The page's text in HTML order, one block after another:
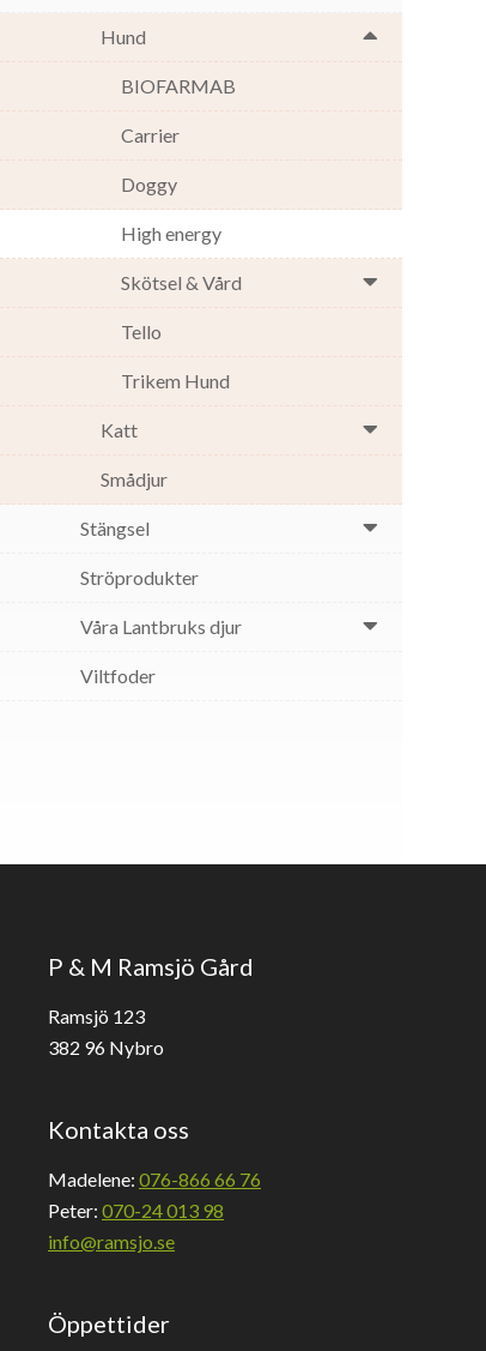
Hund
BIOFARMAB
Carrier
Doggy
High energy
Skötsel & Vård
Tello
Trikem Hund
Katt
Smådjur
Stängsel
Ströprodukter
Våra Lantbruks djur
Viltfoder
P & M Ramsjö Gård
Ramsjö 123
382 96 Nybro
Kontakta oss
Madelene: 076-866 66 76
Peter: 070-24 013 98
info@ramsjo.se
Öppettider